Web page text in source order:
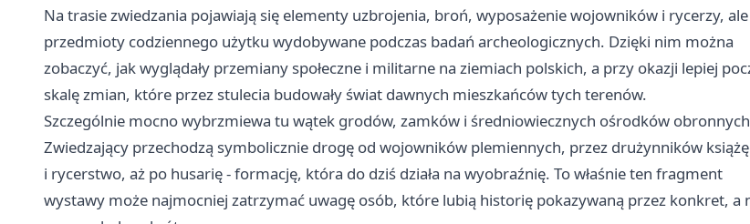
Na trasie zwiedzania pojawiają się elementy uzbrojenia, broń, wyposażenie wojowników i rycerzy,
przedmioty codziennego użytku wydobywane podczas badań archeologicznych. Dzięki nim można
zobaczyć, jak wyglądały przemiany społeczne i militarne na ziemiach polskich, a przy okazji lepiej
skalę zmian, które przez stulecia budowały świat dawnych mieszkańców tych terenów.
Szczególnie mocno wybrzmiewa tu wątek grodów, zamków i średniowiecznych ośrodków
Zwiedzający przechodzą symbolicznie drogę od wojowników plemiennych, przez drużynników
i rycerstwo, aż po husarię - formację, która do dziś działa na wyobraźnię. To właśnie ten fragment
wystawy może najmocniej zatrzymać uwagę osób, które lubią historię pokazywaną przez konkret, a